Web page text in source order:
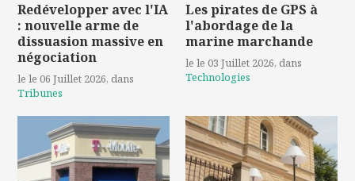
Redévelopper avec l'IA
: nouvelle arme de
dissuasion massive en
négociation
le le 06 Juillet 2026, dans
Tribunes
Les pirates de GPS à
l'abordage de la
marine marchande
le le 03 Juillet 2026, dans
Technologies